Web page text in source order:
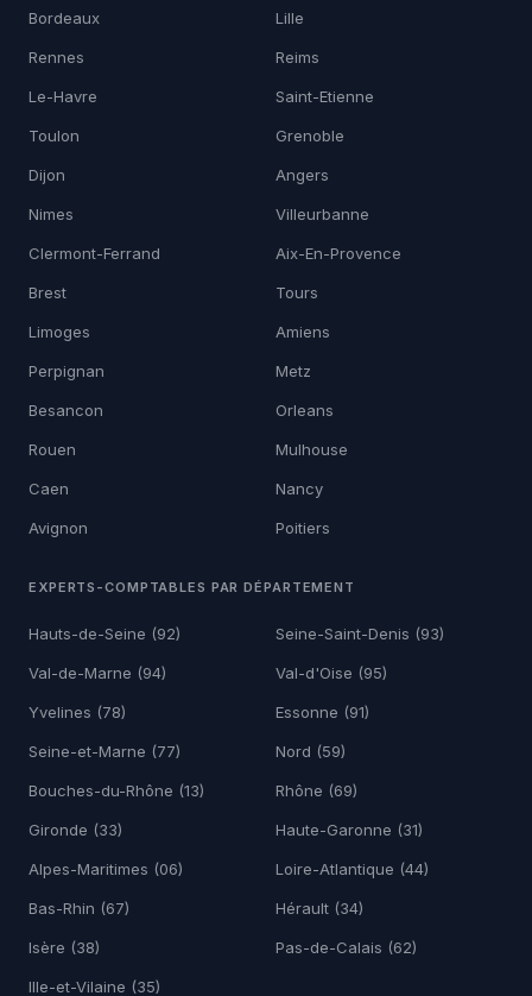
Bordeaux Lille
Rennes Reims
Le-Havre Saint-Etienne
Toulon Grenoble
Dijon Angers
Nimes Villeurbanne
Clermont-Ferrand Aix-En-Provence
Brest Tours
Limoges Amiens
Perpignan Metz
Besancon Orleans
Rouen Mulhouse
Caen Nancy
Avignon Poitiers
EXPERTS-COMPTABLES PAR DÉPARTEMENT
Hauts-de-Seine (92) Seine-Saint-Denis (93)
Val-de-Marne (94) Val-d'Oise (95)
Yvelines (78) Essonne (91)
Seine-et-Marne (77) Nord (59)
Bouches-du-Rhône (13) Rhône (69)
Gironde (33) Haute-Garonne (31)
Alpes-Maritimes (06) Loire-Atlantique (44)
Bas-Rhin (67) Hérault (34)
Isère (38) Pas-de-Calais (62)
Ille-et-Vilaine (35)